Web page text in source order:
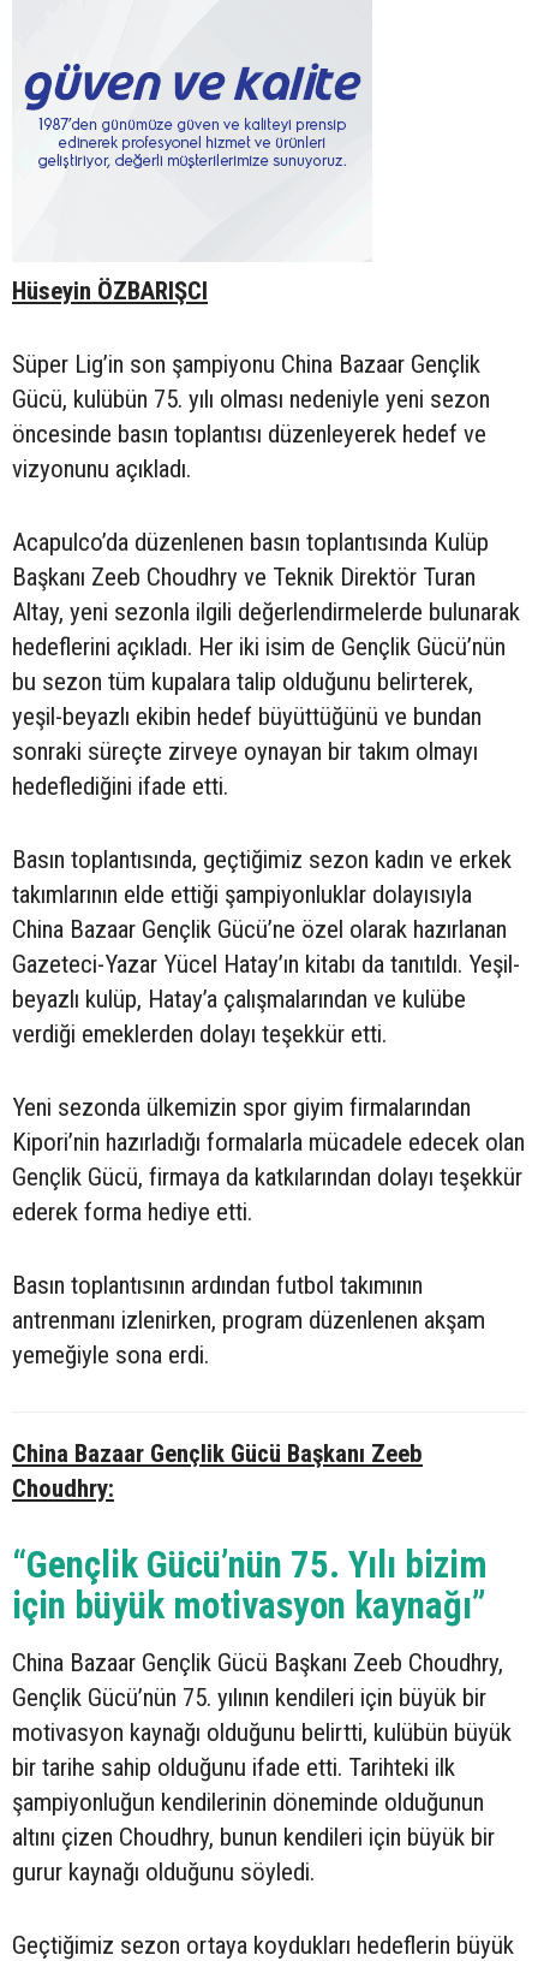
Hüseyin ÖZBARIŞCI
Süper Lig’in son şampiyonu China Bazaar Gençlik
Gücü, kulübün 75. yılı olması nedeniyle yeni sezon
öncesinde basın toplantısı düzenleyerek hedef ve
vizyonunu açıkladı.
Acapulco’da düzenlenen basın toplantısında Kulüp
Başkanı Zeeb Choudhry ve Teknik Direktör Turan
Altay, yeni sezonla ilgili değerlendirmelerde bulunarak
hedeflerini açıkladı. Her iki isim de Gençlik Gücü’nün
bu sezon tüm kupalara talip olduğunu belirterek,
yeşil-beyazlı ekibin hedef büyüttüğünü ve bundan
sonraki süreçte zirveye oynayan bir takım olmayı
hedeflediğini ifade etti.
Basın toplantısında, geçtiğimiz sezon kadın ve erkek
takımlarının elde ettiği şampiyonluklar dolayısıyla
China Bazaar Gençlik Gücü’ne özel olarak hazırlanan
Gazeteci-Yazar Yücel Hatay’ın kitabı da tanıtıldı. Yeşil-
beyazlı kulüp, Hatay’a çalışmalarından ve kulübe
verdiği emeklerden dolayı teşekkür etti.
Yeni sezonda ülkemizin spor giyim firmalarından
Kipori’nin hazırladığı formalarla mücadele edecek olan
Gençlik Gücü, firmaya da katkılarından dolayı teşekkür
ederek forma hediye etti.
Basın toplantısının ardından futbol takımının
antrenmanı izlenirken, program düzenlenen akşam
yemeğiyle sona erdi.
China Bazaar Gençlik Gücü Başkanı Zeeb
Choudhry:
“Gençlik Gücü’nün 75. Yılı bizim
için büyük motivasyon kaynağı”
China Bazaar Gençlik Gücü Başkanı Zeeb Choudhry,
Gençlik Gücü’nün 75. yılının kendileri için büyük bir
motivasyon kaynağı olduğunu belirtti, kulübün büyük
bir tarihe sahip olduğunu ifade etti. Tarihteki ilk
şampiyonluğun kendilerinin döneminde olduğunun
altını çizen Choudhry, bunun kendileri için büyük bir
gurur kaynağı olduğunu söyledi.
Geçtiğimiz sezon ortaya koydukları hedeflerin büyük